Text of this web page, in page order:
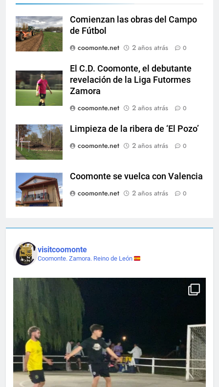
Comienzan las obras del Campo
de Fútbol
coomonte.net
2 años atrás 0
El C.D. Coomonte, el debutante
revelación de la Liga Futormes
Zamora
coomonte.net
2 años atrás 0
Limpieza de la ribera de ‘El Pozo’
coomonte.net
2 años atrás 0
Coomonte se vuelca con Valencia
coomonte.net
2 años atrás 0
visitcoomonte
Coomonte. Zamora. Reino de León